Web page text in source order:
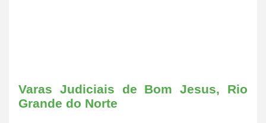
Varas Judiciais de Bom Jesus, Rio
Grande do Norte